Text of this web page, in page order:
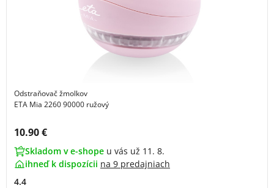
Odstraňovač žmolkov
ETA Mia 2260 90000 ružový
Cena s DPH:
10.90 €
Skladom v e-shope u vás už 11. 8.
ihneď k dispozícii na 9 predajniach
4.4